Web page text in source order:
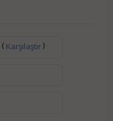
( Karşılaştır)